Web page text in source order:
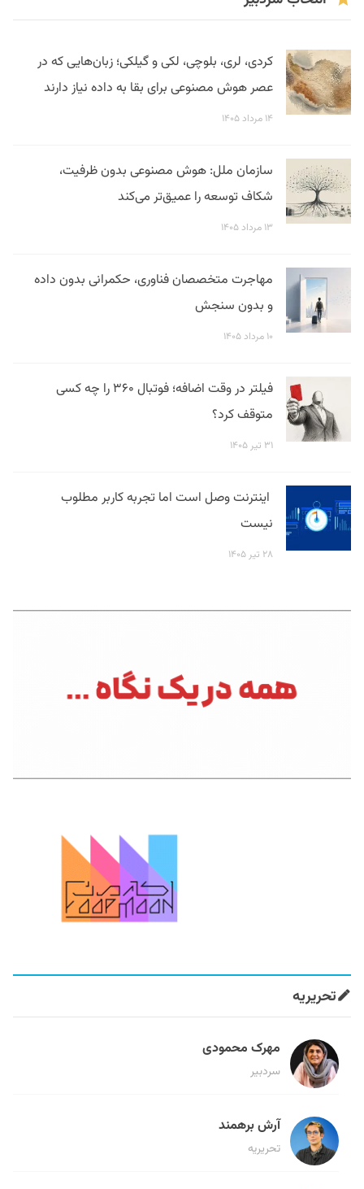
کردی، لری، بلوچی، لکی و گیلکی؛ زبان‌هایی که در
عصر هوش مصنوعی برای بقا به داده نیاز دارند
۱۴ مرداد ۱۴۰۵
سازمان ملل: هوش مصنوعی بدون ظرفیت،
شکاف توسعه را عمیق‌تر می‌کند
۱۳ مرداد ۱۴۰۵
مهاجرت متخصصان فناوری، حکمرانی بدون داده
و بدون سنجش
۱۰ مرداد ۱۴۰۵
فیلتر در وقت اضافه؛ فوتبال ۳۶۰ را چه کسی
متوقف کرد؟
۳۱ تیر ۱۴۰۵
اینترنت وصل است اما تجربه کاربر مطلوب
نیست
۲۸ تیر ۱۴۰۵
تحریریه
مهرک محمودی
سردبیر
آرش برهمند
تحریریه